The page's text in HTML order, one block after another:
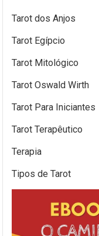
Tarot dos Anjos
Tarot Egípcio
Tarot Mitológico
Tarot Oswald Wirth
Tarot Para Iniciantes
Tarot Terapêutico
Terapia
Tipos de Tarot